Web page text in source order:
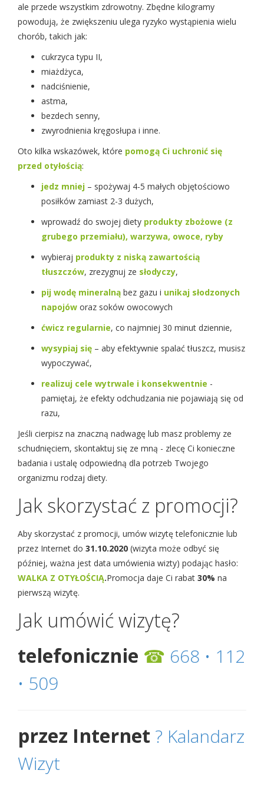
ale przede wszystkim zdrowotny. Zbędne kilogramy
powodują, że zwiększeniu ulega ryzyko wystąpienia wielu
chorób, takich jak:
cukrzyca typu II,
miażdżyca,
nadciśnienie,
astma,
bezdech senny,
zwyrodnienia kręgosłupa i inne.
Oto kilka wskazówek, które pomogą Ci uchronić się
przed otyłością:
jedz mniej – spożywaj 4-5 małych objętościowo
posiłków zamiast 2-3 dużych,
wprowadź do swojej diety produkty zbożowe (z
grubego przemiału), warzywa, owoce, ryby
wybieraj produkty z niską zawartością
tłuszczów, zrezygnuj ze słodyczy,
pij wodę mineralną bez gazu i unikaj słodzonych
napojów oraz soków owocowych
ćwicz regularnie, co najmniej 30 minut dziennie,
wysypiaj się – aby efektywnie spalać tłuszcz, musisz
wypoczywać,
realizuj cele wytrwale i konsekwentnie -
pamiętaj, że efekty odchudzania nie pojawiają się od
razu,
Jeśli cierpisz na znaczną nadwagę lub masz problemy ze
schudnięciem, skontaktuj się ze mną - zlecę Ci konieczne
badania i ustalę odpowiedną dla potrzeb Twojego
organizmu rodzaj diety.
Jak skorzystać z promocji?
Aby skorzystać z promocji, umów wizytę telefonicznie lub
przez Internet do 31.10.2020 (wizyta może odbyć się
później, ważna jest data umówienia wizty) podając hasło:
WALKA Z OTYŁOŚCIĄ.Promocja daje Ci rabat 30% na
pierwszą wizytę.
Jak umówić wizytę?
telefonicznie ☎ 668 • 112
• 509
przez Internet ? Kalandarz
Wizyt